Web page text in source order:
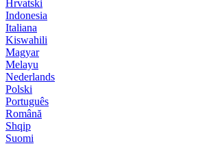
Hrvatski
Indonesia
Italiana
Kiswahili
Magyar
Melayu
Nederlands
Polski
Português
Română
Shqip
Suomi